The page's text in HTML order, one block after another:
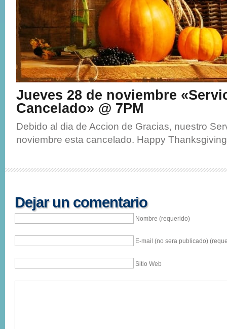
Jueves 28 de noviembre
Cancelado» @ 7PM
Debido al dia de Accion de Gracias, nuestro
noviembre esta cancelado. Happy
Dejar un comentario
Nombre (requerido)
E-mail (no sera publicado)
Sitio Web